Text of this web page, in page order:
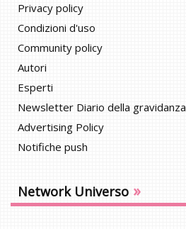
Privacy policy
Condizioni d'uso
Community policy
Autori
Esperti
Newsletter Diario della gravidanza
Advertising Policy
Notifiche push
Network Universo »